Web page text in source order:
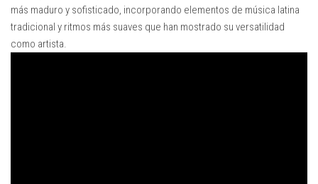
más maduro y sofisticado, incorporando elementos de música latina
tradicional y ritmos más suaves que han mostrado su versatilidad
como artista.